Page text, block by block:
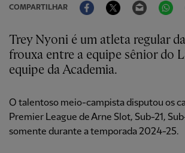
COMPARTILHAR
Trey Nyoni é um atleta regular
frouxa entre a equipe sênior do
equipe da Academia.
O talentoso meio-campista disputou os
Premier League de Arne Slot, Sub-21,
somente durante a temporada 2024-25.